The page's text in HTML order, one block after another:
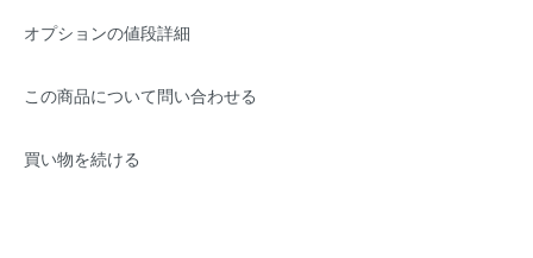
オプションの値段詳細
この商品について問い合わせる
買い物を続ける